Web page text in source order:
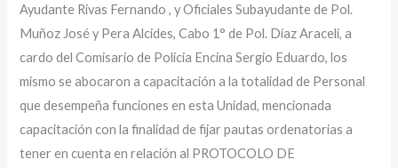
Ayudante Rivas Fernando , y Oficiales Subayudante de Pol.
Muñoz José y Pera Alcides, Cabo 1° de Pol. Díaz Araceli, a
cardo del Comisario de Policia Encina Sergio Eduardo, los
mismo se abocaron a capacitación a la totalidad de Personal
que desempeña funciones en esta Unidad, mencionada
capacitación con la finalidad de fijar pautas ordenatorias a
tener en cuenta en relación al PROTOCOLO DE